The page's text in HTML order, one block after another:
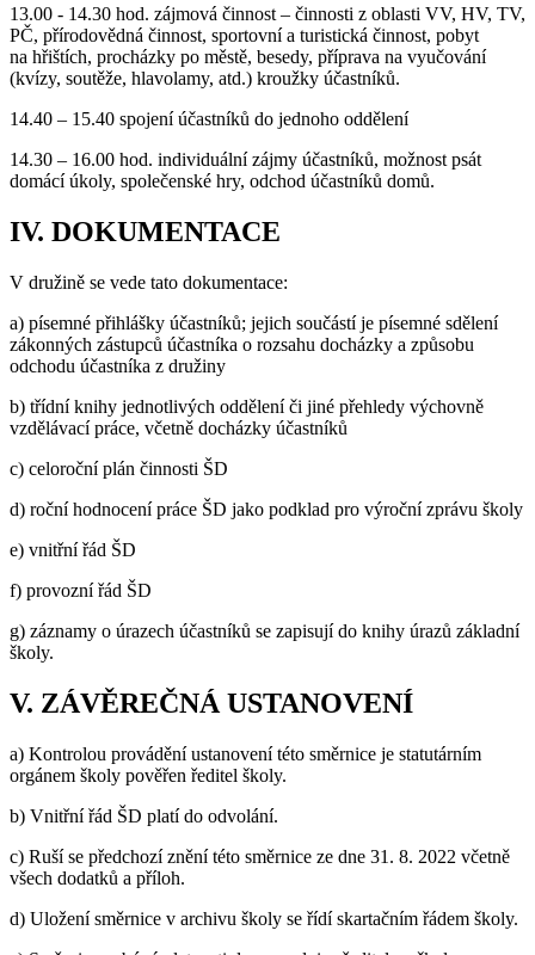
13.00 - 14.30 hod. zájmová činnost – činnosti z oblasti VV, HV, TV,
PČ, přírodovědná činnost, sportovní a turistická činnost, pobyt
na hřištích, procházky po městě, besedy, příprava na vyučování
(kvízy, soutěže, hlavolamy, atd.) kroužky účastníků.
14.40 – 15.40 spojení účastníků do jednoho oddělení
14.30 – 16.00 hod. individuální zájmy účastníků, možnost psát
domácí úkoly, společenské hry, odchod účastníků domů.
IV. DOKUMENTACE
V družině se vede tato dokumentace:
a) písemné přihlášky účastníků; jejich součástí je písemné sdělení
zákonných zástupců účastníka o rozsahu docházky a způsobu
odchodu účastníka z družiny
b) třídní knihy jednotlivých oddělení či jiné přehledy výchovně
vzdělávací práce, včetně docházky účastníků
c) celoroční plán činnosti ŠD
d) roční hodnocení práce ŠD jako podklad pro výroční zprávu školy
e) vnitřní řád ŠD
f) provozní řád ŠD
g) záznamy o úrazech účastníků se zapisují do knihy úrazů základní
školy.
V. ZÁVĚREČNÁ USTANOVENÍ
a) Kontrolou provádění ustanovení této směrnice je statutárním
orgánem školy pověřen ředitel školy.
b) Vnitřní řád ŠD platí do odvolání.
c) Ruší se předchozí znění této směrnice ze dne 31. 8. 2022 včetně
všech dodatků a příloh.
d) Uložení směrnice v archivu školy se řídí skartačním řádem školy.